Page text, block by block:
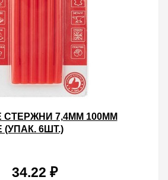
СТЕРЖНИ 7,4ММ 100ММ
6ШТ.)
34.22 ₽